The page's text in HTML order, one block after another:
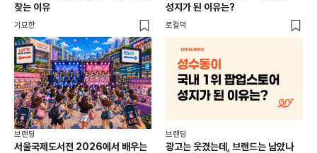
찾는 이유
기묘한
성지가 된 이유는?
로컬덕
브랜딩
서울국제도서전 2026에서 배우는
브랜딩
광고는 웃겼는데, 브랜드는 남았나